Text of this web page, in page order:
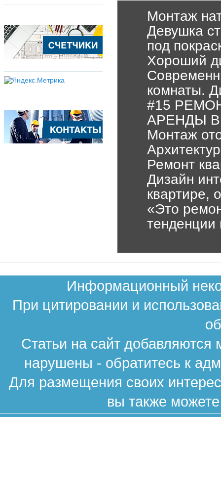
Монтаж
Девушка
под
Хороший
комнаты.
#15
АРЕНДЫ
Монтаж
Ремонт
Дизайн
квартире,
«Это
тенденции
Информационный
При цитировании и
Статьи на сайт
нарушены - обратитесь к
Для размещения своих
вы также